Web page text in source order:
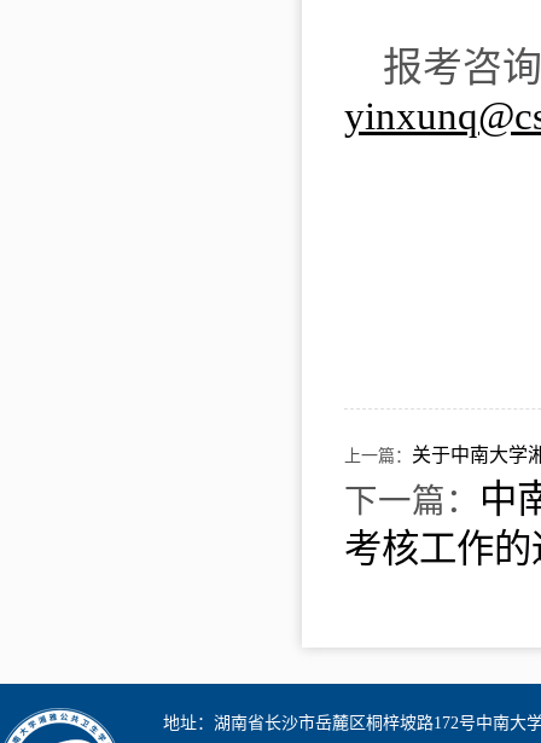
报考咨
上一篇： 关于中南大学
下一篇： 中
考核工作的
地址：湖南省长沙市岳麓区桐梓坡路172号中南大